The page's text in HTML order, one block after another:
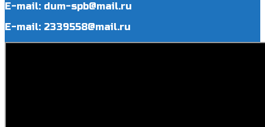
E-mail: dum-spb@mail.ru
E-mail: 2339558@mail.ru